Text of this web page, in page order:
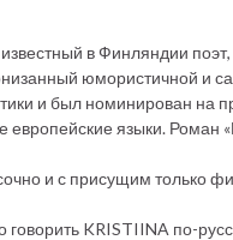
в Финляндии
юмористичной и
и был номинирован
европейские языки.
и с присущим только
говорить KRISTIINA по-